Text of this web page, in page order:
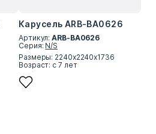
Карусель ARB-BA0626
Артикул:ARB-BA0626
Серия: N/S
Размеры: 2240х2240х1736
Возраст: с 7 лет